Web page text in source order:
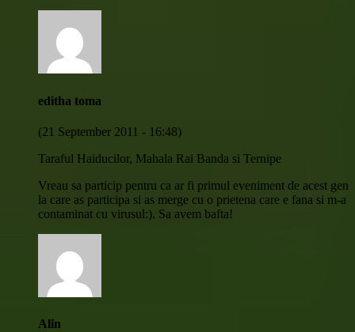
editha toma
(21 September 2011 - 16:48)
Taraful Haiducilor, Mahala Rai Banda si Ternipe
Vreau sa particip pentru ca ar fi primul eveniment de acest gen
la care as participa si as merge cu o prietena care e fana si m-a
contaminat cu virusul:). Sa avem bafta!
Alin